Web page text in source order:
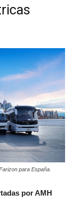
para España.
por AMH